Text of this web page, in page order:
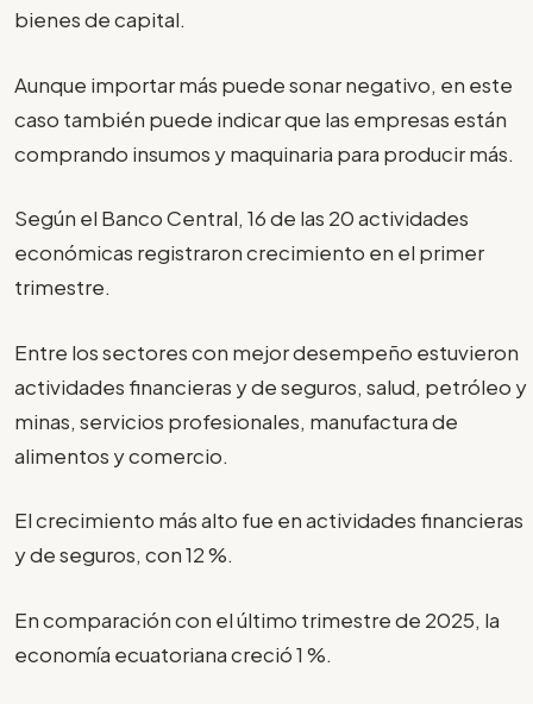
bienes de capital.
Aunque importar más puede sonar negativo, en este
caso también puede indicar que las empresas están
comprando insumos y maquinaria para producir más.
Según el Banco Central, 16 de las 20 actividades
económicas registraron crecimiento en el primer
trimestre.
Entre los sectores con mejor desempeño estuvieron
actividades financieras y de seguros, salud, petróleo y
minas, servicios profesionales, manufactura de
alimentos y comercio.
El crecimiento más alto fue en actividades financieras
y de seguros, con 12 %.
En comparación con el último trimestre de 2025, la
economía ecuatoriana creció 1 %.